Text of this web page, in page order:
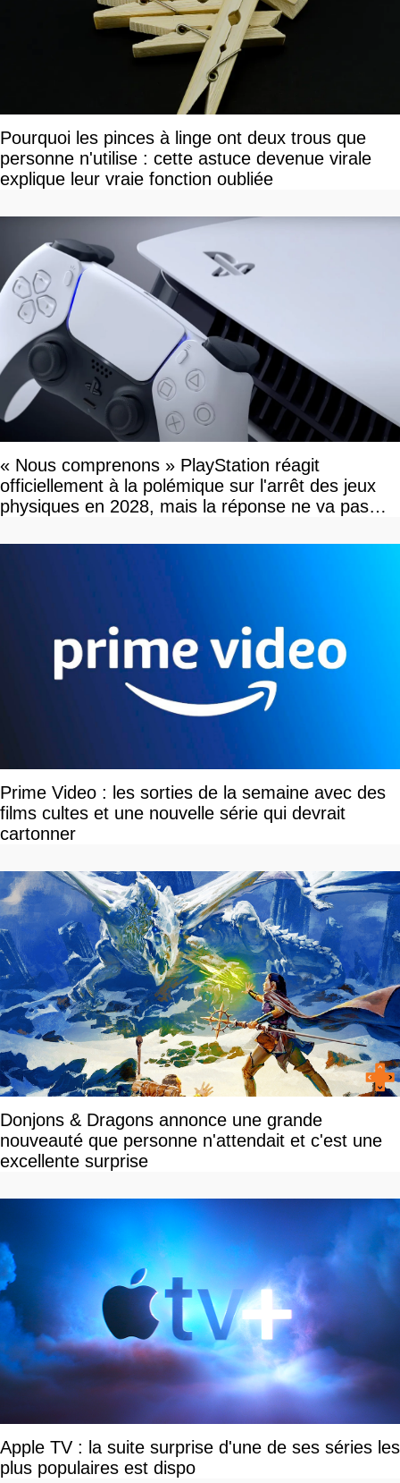
Pourquoi les pinces à linge ont deux trous que
personne n'utilise : cette astuce devenue virale
explique leur vraie fonction oubliée
« Nous comprenons » PlayStation réagit
officiellement à la polémique sur l'arrêt des jeux
physiques en 2028, mais la réponse ne va pas
Prime Video : les sorties de la semaine avec des
films cultes et une nouvelle série qui devrait
cartonner
Donjons & Dragons annonce une grande
nouveauté que personne n'attendait et c'est une
excellente surprise
Apple TV : la suite surprise d'une de ses séries les
plus populaires est dispo